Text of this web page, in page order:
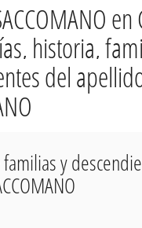
historia,
del
y